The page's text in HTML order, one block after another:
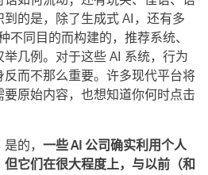
的是，除了生成式 AI，还有多
不同目的而构建的，推荐系统、
几例。对于这些 AI 系统，行为
而不那么重要。许多现代平台将
原始内容，也想知道你何时点击
的， 一些 AI 公司确实利用个人
它们在很大程度上，与以前（和